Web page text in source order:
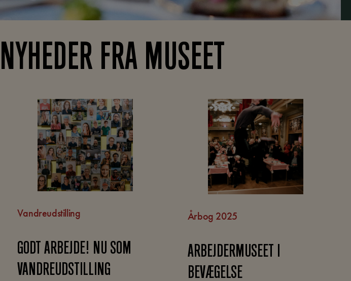
NYHEDER FRA MUSEET
Vandreudstilling
GODT ARBEJDE! NU SOM
VANDREUDSTILLING
Årbog 2025
ARBEJDERMUSEET I
BEVÆGELSE